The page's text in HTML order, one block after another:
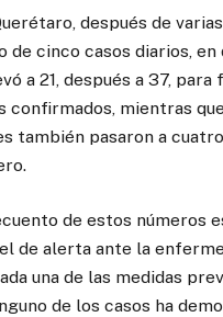
después de
de cinco casos diarios, en
a 21, después a 37, para
confirmados, mientras
también pasaron a
de estos números
de alerta ante la
una de las medidas
de los casos ha